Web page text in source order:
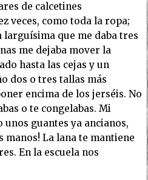
de calcetines
veces, como toda la ropa;
larguísima que me daba tres
me dejaba mover la
hasta las cejas y un
dos o tres tallas más
encima de los jerséis. No
o te congelabas. Mi
guantes ya ancianos,
manos! La lana te mantiene
En la escuela nos